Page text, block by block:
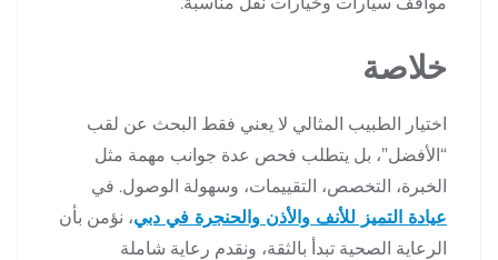
خلاصة
اختيار الطبيب المثالي لا يعني فقط البحث عن لقب
“الأفضل”، بل يتطلب فحص عدة جوانب مهمة مثل
الخبرة، التخصص، التقييمات، وسهولة الوصول. في
عيادة التميز للأنف والأذن والحنجرة في دبي، نؤمن بأن
الرعاية الصحية تبدأ بالثقة، ونقدم رعاية شاملة